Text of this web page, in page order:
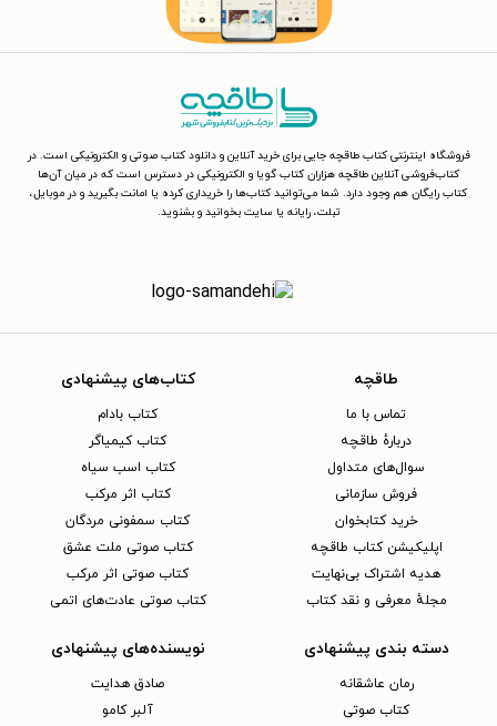
فروشگاه اینترنتی کتاب طاقچه جایی برای خرید آنلاین و دانلود کتاب صوتی و الکترونیکی است. در
کتاب‌فروشی آنلاین طاقچه هزاران کتاب گویا و الکترونیکی در دسترس است که در میان آن‌ها
کتاب رایگان هم وجود دارد. شما می‌توانید کتاب‌ها را خریداری کرده یا امانت بگیرید و در موبایل،
تبلت، رایانه یا سایت بخوانید و بشنوید.
طاقچه
تماس با ما
دربارهٔ طاقچه
سوال‌های متداول
فروش سازمانی
خرید کتابخوان
اپلیکیشن کتاب طاقچه
هدیه اشتراک بی‌نهایت
مجلهٔ معرفی و نقد کتاب
کتاب‌های پیشنهادی
کتاب بادام
کتاب کیمیاگر
کتاب اسب سیاه
کتاب اثر مرکب
کتاب سمفونی مردگان
کتاب صوتی ملت عشق
کتاب صوتی اثر مرکب
کتاب صوتی عادت‌های اتمی
دسته بندی پیشنهادی
رمان عاشقانه
کتاب‌ صوتی
نویسنده‌های پیشنهادی
صادق هدایت
آلبر کامو